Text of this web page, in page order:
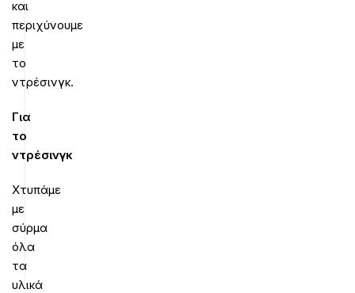
και
περιχύνουμε
με
το
ντρέσινγκ.
Για
το
ντρέσινγκ
Χτυπάμε
με
σύρμα
όλα
τα
υλικά